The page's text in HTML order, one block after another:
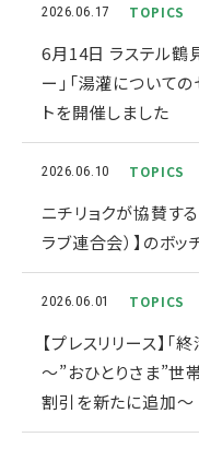
2026.06.17 TOPICS
6月14日 ラステル鶴
ー」「湯灌について
トを開催しました
2026.06.10 TOPICS
ニチリョクが協賛す
ラブ連合会）】のボ
2026.06.01 TOPICS
【プレスリリース】
～”おひとりさま”世
割引を新たに追加～